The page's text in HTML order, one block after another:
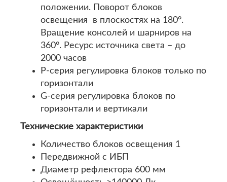
положении. Поворот блоков
освещения в плоскостях на 180°.
Вращение консолей и шарниров на
360°. Ресурс источника света – до
2000 часов
P-серия регулировка блоков только по
горизонтали
G-серия регулировка блоков по
горизонтали и вертикали
Технические характеристики
Количество блоков освещения 1
Передвижной с ИБП
Диаметр рефлектора 600 мм